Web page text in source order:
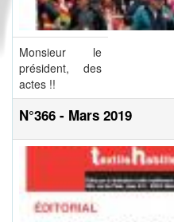
Monsieur le
président, des
actes !!
N°366 - Mars 2019